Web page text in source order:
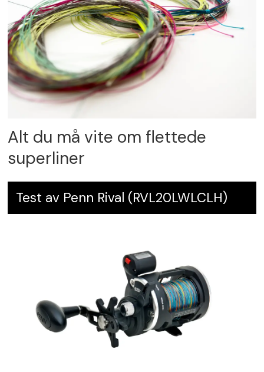
Alt du må vite om flettede
superliner
Test av Penn Rival (RVL20LWLCLH)